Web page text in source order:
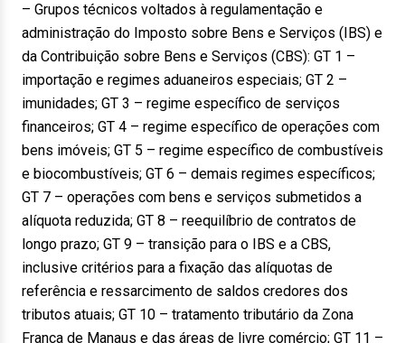
– Grupos técnicos voltados à regulamentação e
administração do Imposto sobre Bens e Serviços (IBS) e
da Contribuição sobre Bens e Serviços (CBS): GT 1 –
importação e regimes aduaneiros especiais; GT 2 –
imunidades; GT 3 – regime específico de serviços
financeiros; GT 4 – regime específico de operações com
bens imóveis; GT 5 – regime específico de combustíveis
e biocombustíveis; GT 6 – demais regimes específicos;
GT 7 – operações com bens e serviços submetidos a
alíquota reduzida; GT 8 – reequilíbrio de contratos de
longo prazo; GT 9 – transição para o IBS e a CBS,
inclusive critérios para a fixação das alíquotas de
referência e ressarcimento de saldos credores dos
tributos atuais; GT 10 – tratamento tributário da Zona
Franca de Manaus e das áreas de livre comércio; GT 11 –